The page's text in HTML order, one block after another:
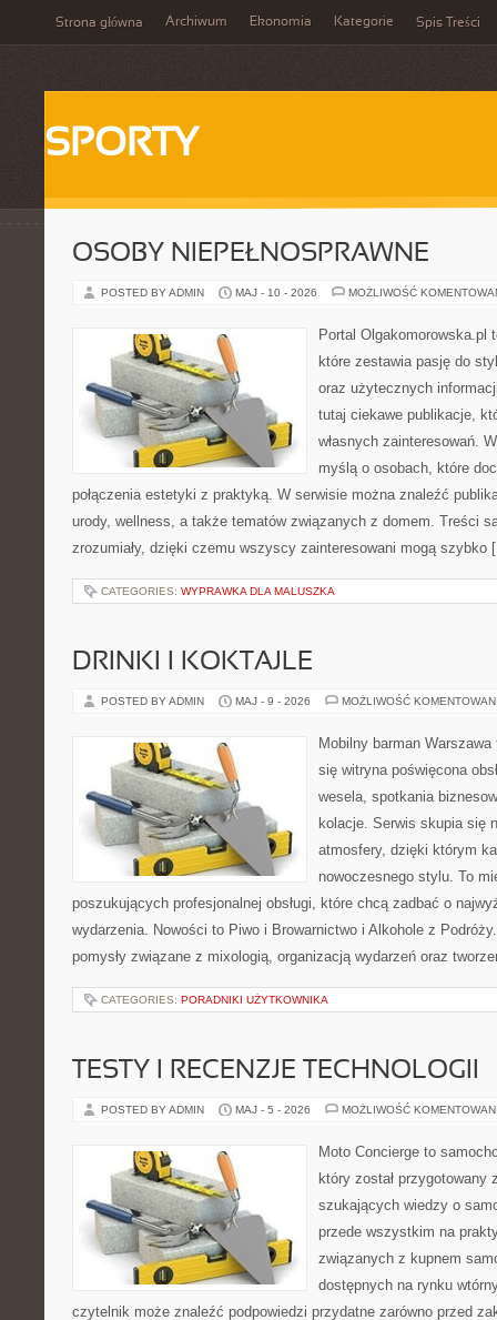
Strona główna Archiwum Ekonomia Kategorie Spis Treści
SPORTY
OSOBY NIEPEŁNOSPRAWNE
POSTED BY ADMIN MAJ - 10 - 2026 MOŻLIWOŚĆ
Portal Olgakomorowska.pl
które zestawia pasję do
oraz użytecznych
tutaj ciekawe publikacje,
własnych zainteresowań.
myślą o osobach, które
połączenia estetyki z praktyką. W serwisie można znaleźć
urody, wellness, a także tematów związanych z domem. Treści
zrozumiały, dzięki czemu wszyscy zainteresowani mogą szybko
CATEGORIES: WYPRAWKA DLA MALUSZKA
DRINKI I KOKTAJLE
POSTED BY ADMIN MAJ - 9 - 2026 MOŻLIWOŚĆ
Mobilny barman
się witryna poświęcona
wesela, spotkania
kolacje. Serwis skupia się
atmosfery, dzięki którym
nowoczesnego stylu. To
poszukujących profesjonalnej obsługi, które chcą zadbać o
wydarzenia. Nowości to Piwo i Browarnictwo i Alkohole z
pomysły związane z mixologią, organizacją wydarzeń oraz
CATEGORIES: PORADNIKI UŻYTKOWNIKA
TESTY I RECENZJE TECHNOLOGII
POSTED BY ADMIN MAJ - 5 - 2026 MOŻLIWOŚĆ
Moto Concierge to
który został przygotowany
szukających wiedzy o
przede wszystkim na
związanych z kupnem
dostępnych na rynku
czytelnik może znaleźć podpowiedzi przydatne zarówno przed